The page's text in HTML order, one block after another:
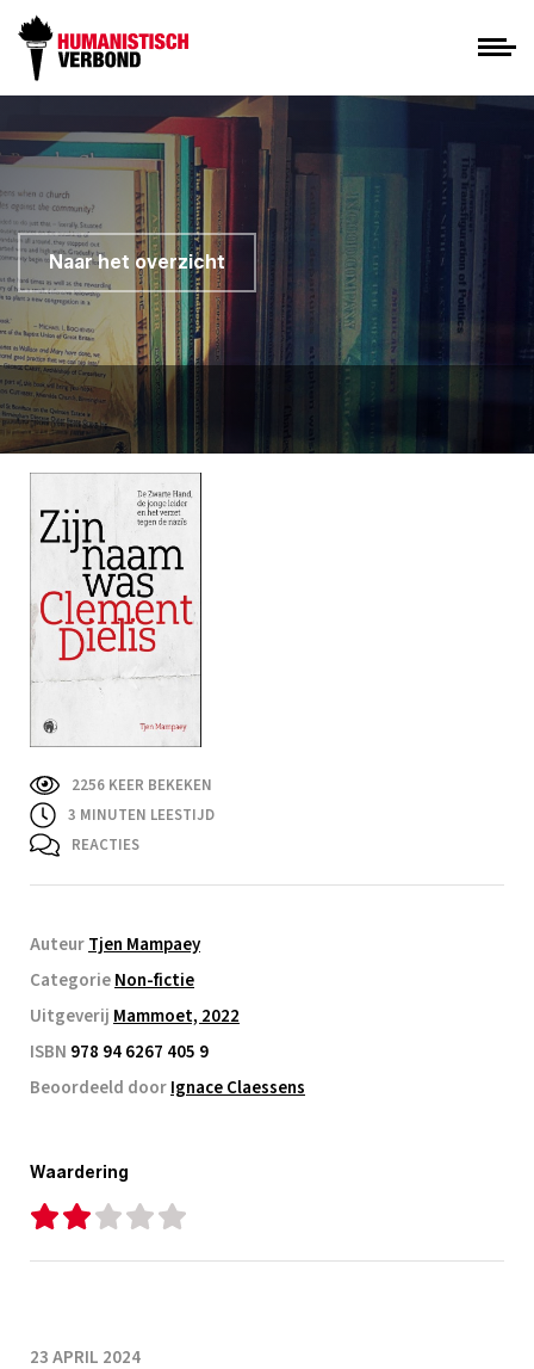
Naar het overzicht
2256 KEER BEKEKEN
3 MINUTEN LEESTIJD
REACTIES
AuteurTjen Mampaey
CategorieNon-fictie
Uitgeverij Mammoet, 2022
ISBN 978 94 6267 405 9
Beoordeeld doorIgnace Claessens
Waardering
23 APRIL 2024